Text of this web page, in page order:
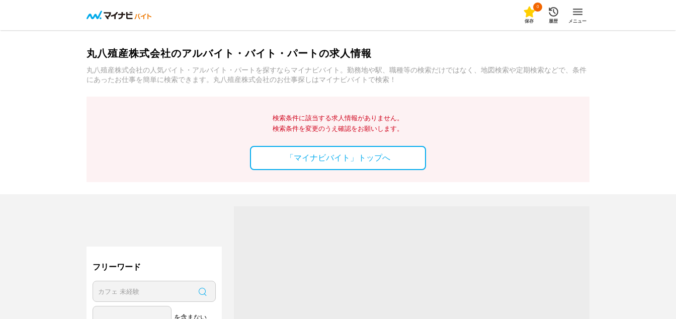
0
保存 履歴 メニュー
丸八殖産株式会社のアルバイト・バイト・パートの求人情報
丸八殖産株式会社の人気バイト・アルバイト・パートを探すならマイナビバイト。勤務地や駅、職種等の検索だけではなく、地図検索や定期検索などで、条件
にあったお仕事を簡単に検索できます。丸八殖産株式会社のお仕事探しはマイナビバイトで検索！
検索条件に該当する求人情報がありません。
検索条件を変更のうえ確認をお願いします。
「マイナビバイト」トップへ
フリーワード
を含まない